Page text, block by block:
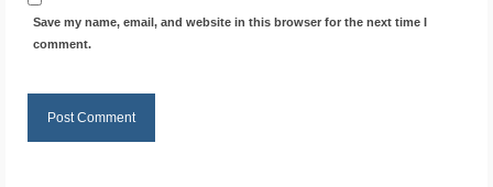
Save my name, email, and website in this browser for the next time I
comment.